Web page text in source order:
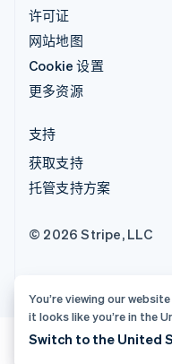
许可证
网站地图
Cookie 设置
更多资源
支持
获取支持
托管支持方案
© 2026 Stripe, LLC
You’re viewing our
it looks like you’re in the
Switch to the United